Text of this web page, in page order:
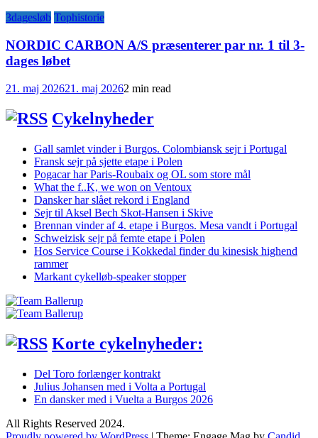
3dagesløb Tophistorie
NORDIC CARBON A/S præsenterer par nr. 1 til 3-
dages løbet
21. maj 202621. maj 20262 min read
Cykelnyheder
Gall samlet vinder i Burgos. Colombiansk sejr i Portugal
Fransk sejr på sjette etape i Polen
Pogacar har Paris-Roubaix og OL som store mål
What the f..K, we won on Ventoux
Dansker har slået rekord i England
Sejr til Aksel Bech Skot-Hansen i Skive
Brennan vinder af 4. etape i Burgos. Mesa vandt i Portugal
Schweizisk sejr på femte etape i Polen
Hos Service Course i Kokkedal finder du kinesisk highend
rammer
Markant cykelløb-speaker stopper
Korte cykelnyheder:
Del Toro forlænger kontrakt
Julius Johansen med i Volta a Portugal
En dansker med i Vuelta a Burgos 2026
All Rights Reserved 2024.